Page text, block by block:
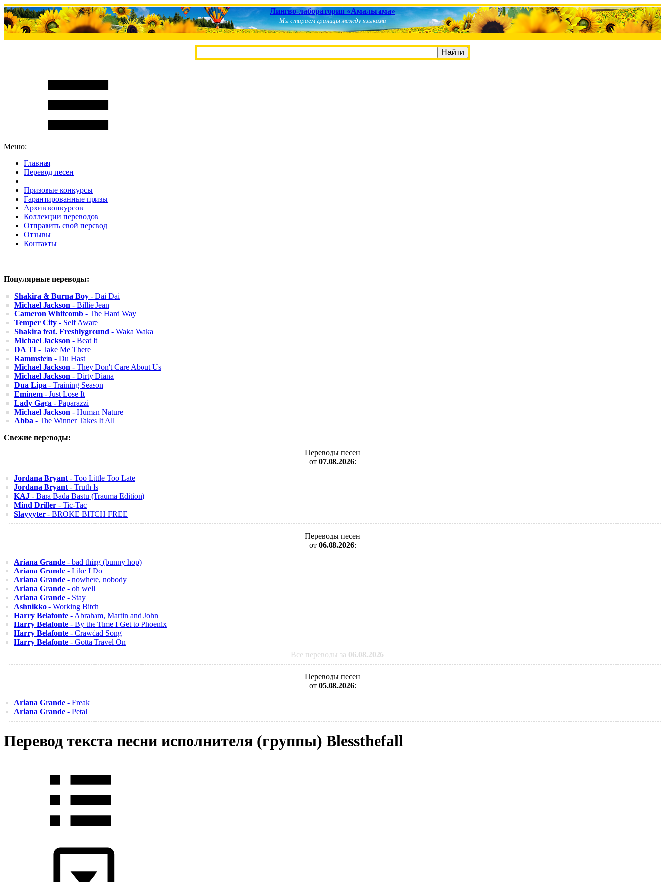
Лингво-лаборатория «Амальгама»
Мы стираем границы между языками
Меню:
Главная
Перевод песен
Призовые конкурсы
Гарантированные призы
Архив конкурсов
Коллекции переводов
Отправить свой перевод
Отзывы
Контакты
Популярные переводы:
Shakira & Burna Boy - Dai Dai
Michael Jackson - Billie Jean
Cameron Whitcomb - The Hard Way
Temper City - Self Aware
Shakira feat. Freshlyground - Waka Waka
Michael Jackson - Beat It
DA TI - Take Me There
Rammstein - Du Hast
Michael Jackson - They Don't Care About Us
Michael Jackson - Dirty Diana
Dua Lipa - Training Season
Eminem - Just Lose It
Lady Gaga - Paparazzi
Michael Jackson - Human Nature
Abba - The Winner Takes It All
Свежие переводы:
Переводы песен
от 07.08.2026:
Jordana Bryant - Too Little Too Late
Jordana Bryant - Truth Is
KAJ - Bara Bada Bastu (Trauma Edition)
Mind Driller - Tic-Tac
Slayyyter - BROKE BITCH FREE
Переводы песен
от 06.08.2026:
Ariana Grande - bad thing (bunny hop)
Ariana Grande - Like I Do
Ariana Grande - nowhere, nobody
Ariana Grande - oh well
Ariana Grande - Stay
Ashnikko - Working Bitch
Harry Belafonte - Abraham, Martin and John
Harry Belafonte - By the Time I Get to Phoenix
Harry Belafonte - Crawdad Song
Harry Belafonte - Gotta Travel On
Все переводы за 06.08.2026
Переводы песен
от 05.08.2026:
Ariana Grande - Freak
Ariana Grande - Petal
Перевод текста песни исполнителя (группы) Blessthefall